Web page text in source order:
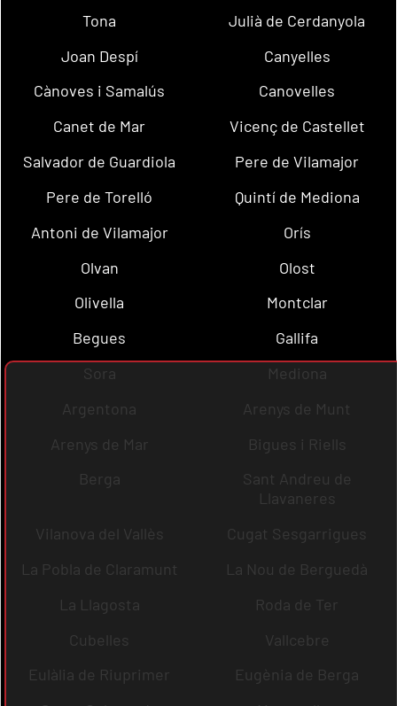
Tona
Julià de Cerdanyola
Joan Despí
Canyelles
Cànoves i Samalús
Canovelles
Canet de Mar
Vicenç de Castellet
Salvador de Guardiola
Pere de Vilamajor
Pere de Torelló
Quintí de Mediona
Antoni de Vilamajor
Orís
Olvan
Olost
Olivella
Montclar
Begues
Gallifa
Sora
Mediona
Argentona
Arenys de Munt
Arenys de Mar
Bigues i Riells
Berga
Sant Andreu de
Llavaneres
Vilanova del Vallès
Cugat Sesgarrigues
La Pobla de Claramunt
La Nou de Berguedà
La Llagosta
Roda de Ter
Cubelles
Vallcebre
Eulàlia de Riuprimer
Eugènia de Berga